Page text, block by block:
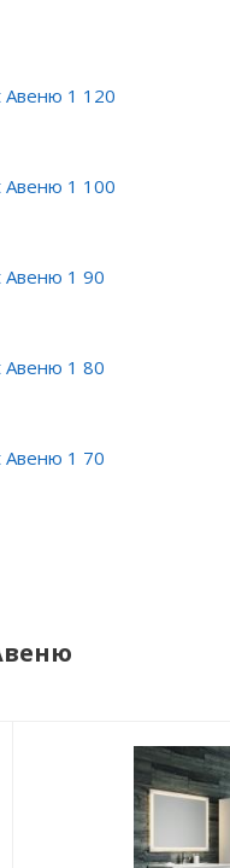
Авеню 1 120
Авеню 1 100
Авеню 1 90
Авеню 1 80
Авеню 1 70